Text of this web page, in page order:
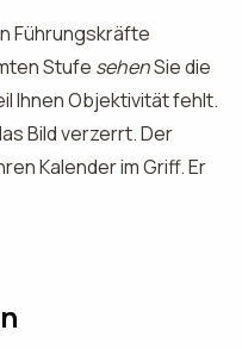
Führungskräfte
Stufe sehenSie die
Ihnen Objektivität fehlt.
Bild verzerrt. Der
Kalender im Griff. Er